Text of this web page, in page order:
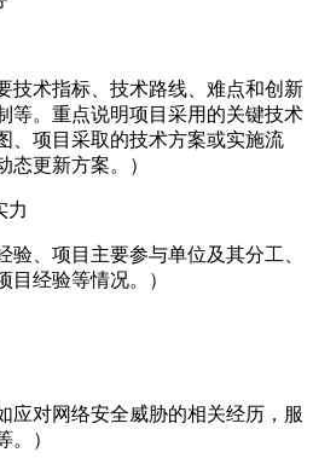
技术指标、技术路线、难点和创新
等。重点说明项目采用的关键技术
、项目采取的技术方案或实施流
态更新方案。）
力
验、项目主要参与单位及其分工、
目经验等情况。）
应对网络安全威胁的相关经历，服
。）